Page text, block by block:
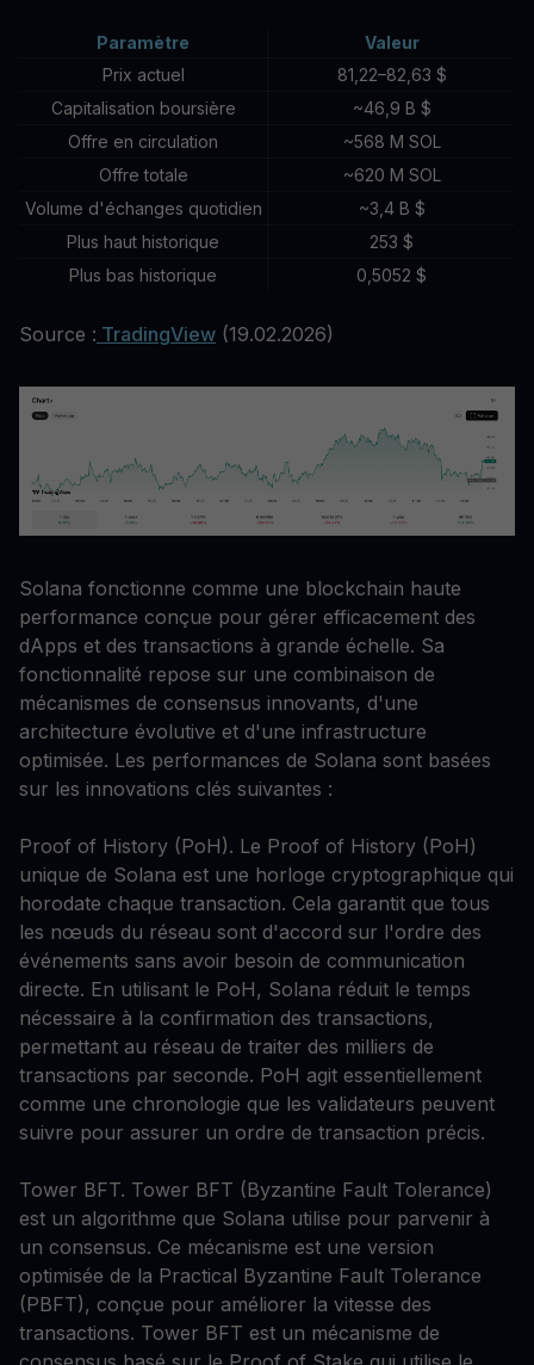
Paramètre
Valeur
Prix actuel
81,22–82,63 $
Capitalisation boursière
~46,9 B $
Offre en circulation
~568 M SOL
Offre totale
~620 M SOL
Volume d'échanges quotidien
~3,4 B $
Plus haut historique
253 $
Plus bas historique
0,5052 $
Source : TradingView (19.02.2026)
Solana fonctionne comme une blockchain haute
performance conçue pour gérer efficacement des
dApps et des transactions à grande échelle. Sa
fonctionnalité repose sur une combinaison de
mécanismes de consensus innovants, d'une
architecture évolutive et d'une infrastructure
optimisée. Les performances de Solana sont basées
sur les innovations clés suivantes :
Proof of History (PoH). Le Proof of History (PoH)
unique de Solana est une horloge cryptographique qui
horodate chaque transaction. Cela garantit que tous
les nœuds du réseau sont d'accord sur l'ordre des
événements sans avoir besoin de communication
directe. En utilisant le PoH, Solana réduit le temps
nécessaire à la confirmation des transactions,
permettant au réseau de traiter des milliers de
transactions par seconde. PoH agit essentiellement
comme une chronologie que les validateurs peuvent
suivre pour assurer un ordre de transaction précis.
Tower BFT. Tower BFT (Byzantine Fault Tolerance)
est un algorithme que Solana utilise pour parvenir à
un consensus. Ce mécanisme est une version
optimisée de la Practical Byzantine Fault Tolerance
(PBFT), conçue pour améliorer la vitesse des
transactions. Tower BFT est un mécanisme de